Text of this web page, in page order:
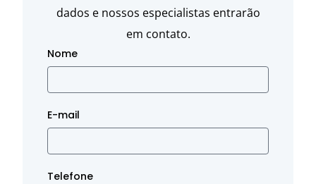
dados e nossos especialistas entrarão
em contato.
Nome
E-mail
Telefone